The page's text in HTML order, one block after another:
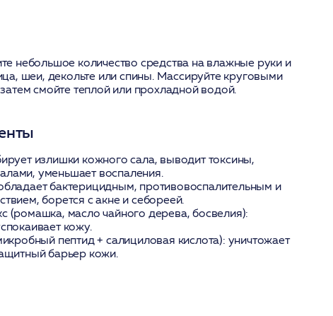
небольшое количество средства на влажные руки и
шеи, декольте или спины. Массируйте круговыми
смойте теплой или прохладной водой.
излишки кожного сала, выводит токсины,
уменьшает воспаления.
бактерицидным, противовоспалительным и
борется с акне и себореей.
(ромашка, масло чайного дерева, босвелия):
кожу.
пептид + салициловая кислота): уничтожает
барьер кожи.